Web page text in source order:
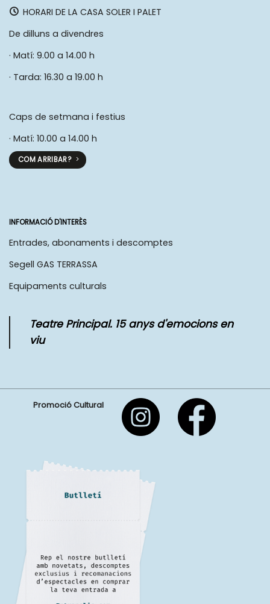
HORARI DE LA CASA SOLER I PALET
De dilluns a divendres
· Matí: 9.00 a 14.00 h
· Tarda: 16.30 a 19.00 h
Caps de setmana i festius
· Matí: 10.00 a 14.00 h
COM ARRIBAR?
INFORMACIÓ D'INTERÈS
Entrades, abonaments i descomptes
Segell GAS TERRASSA
Equipaments culturals
Teatre Principal. 15 anys d'emocions en
viu
Promoció Cultural